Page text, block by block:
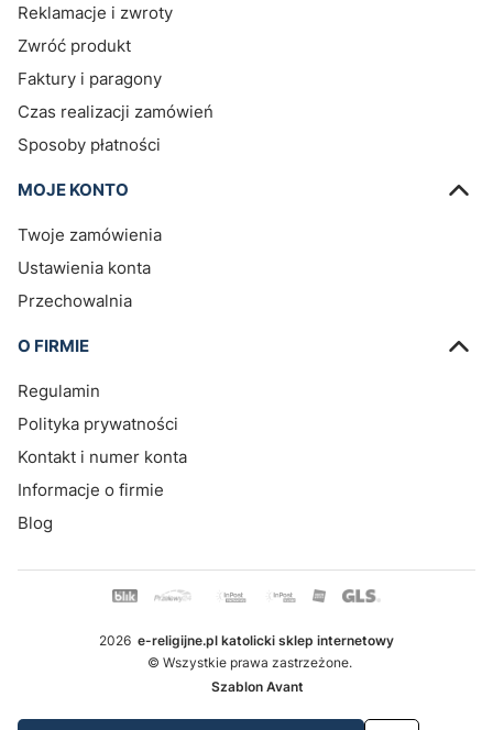
Reklamacje i zwroty
Zwróć produkt
Faktury i paragony
Czas realizacji zamówień
Sposoby płatności
MOJE KONTO
Twoje zamówienia
Ustawienia konta
Przechowalnia
O FIRMIE
Regulamin
Polityka prywatności
Kontakt i numer konta
Informacje o firmie
Blog
2026 e-religijne.pl katolicki sklep internetowy
© Wszystkie prawa zastrzeżone.
Szablon Avant